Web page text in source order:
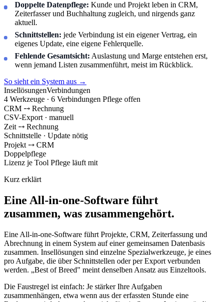
Doppelte Datenpflege: Kunde und Projekt leben in CRM,
Zeiterfasser und Buchhaltung zugleich, und nirgends ganz
aktuell.
Schnittstellen: jede Verbindung ist ein eigener Vertrag, ein
eigenes Update, eine eigene Fehlerquelle.
Fehlende Gesamtsicht: Auslastung und Marge entstehen erst,
wenn jemand Listen zusammenführt, meist im Rückblick.
So sieht ein System aus →
InsellösungenVerbindungen
4 Werkzeuge · 6 Verbindungen Pflege offen
CRM ⤍ Rechnung
CSV-Export · manuell
Zeit ⤍ Rechnung
Schnittstelle · Update nötig
Projekt ⤍ CRM
Doppelpflege
Lizenz je Tool Pflege läuft mit
Kurz erklärt
Eine All-in-one-Software führt
zusammen, was zusammengehört.
Eine All-in-one-Software führt Projekte, CRM, Zeiterfassung und
Abrechnung in einem System auf einer gemeinsamen Datenbasis
zusammen. Insellösungen sind einzelne Spezialwerkzeuge, je eines
pro Aufgabe, die über Schnittstellen oder per Export verbunden
werden. „Best of Breed" meint denselben Ansatz aus Einzeltools.
Die Faustregel ist einfach: Je stärker Ihre Aufgaben
zusammenhängen, etwa wenn aus der erfassten Stunde eine